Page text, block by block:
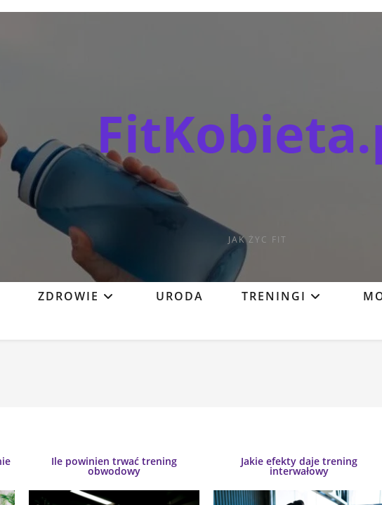
JAK ŻYC FIT
ZDROWIE URODA TRENINGI
Ile powinien trwać trening
obwodowy
Jakie efekty daje trening
interwałowy